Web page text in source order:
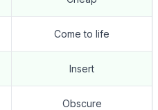
Come to life
Insert
Obscure